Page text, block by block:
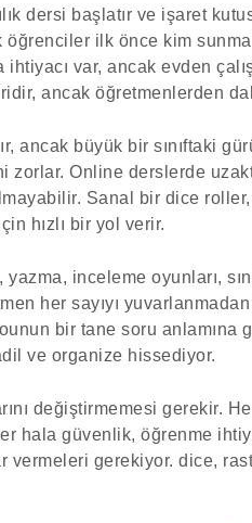
dersi başlatır ve işaret
öğrenciler ilk önce kim
ihtiyacı var, ancak evden
ancak öğretmenlerden
ancak büyük bir sınıftaki
zorlar. Online derslerde
Sanal bir dice
hızlı bir yol verir.
yazma, inceleme oyunları,
her sayıyı
bir tane soru
ve organize hissediyor.
değiştirmemesi gerekir.
hala güvenlik, öğrenme
vermeleri gerekiyor. dice,